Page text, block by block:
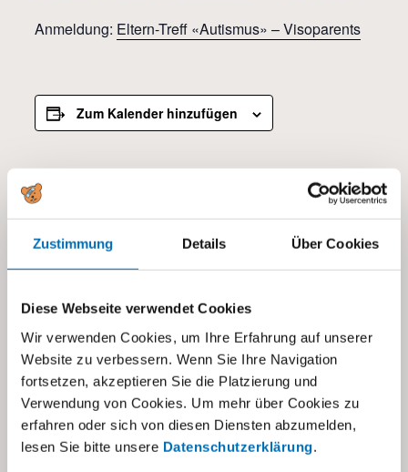
Zustimmung Details Über Cookies
Diese Webseite verwendet Cookies
Wir verwenden Cookies, um Ihre Erfahrung auf unserer
Website zu verbessern. Wenn Sie Ihre Navigation
fortsetzen, akzeptieren Sie die Platzierung und
Verwendung von Cookies. Um mehr über Cookies zu
erfahren oder sich von diesen Diensten abzumelden,
lesen Sie bitte unsere Datenschutzerklärung.
Anmeldung: Eltern-Treff «Autismus» – Visoparents
Zum Kalender hinzufügen
DETAILS
Datum:
22.03.2025
Zeit:
Alle,Eltern- und Fachberatung,Frühförderung
Autismus FFA,Schule IFA